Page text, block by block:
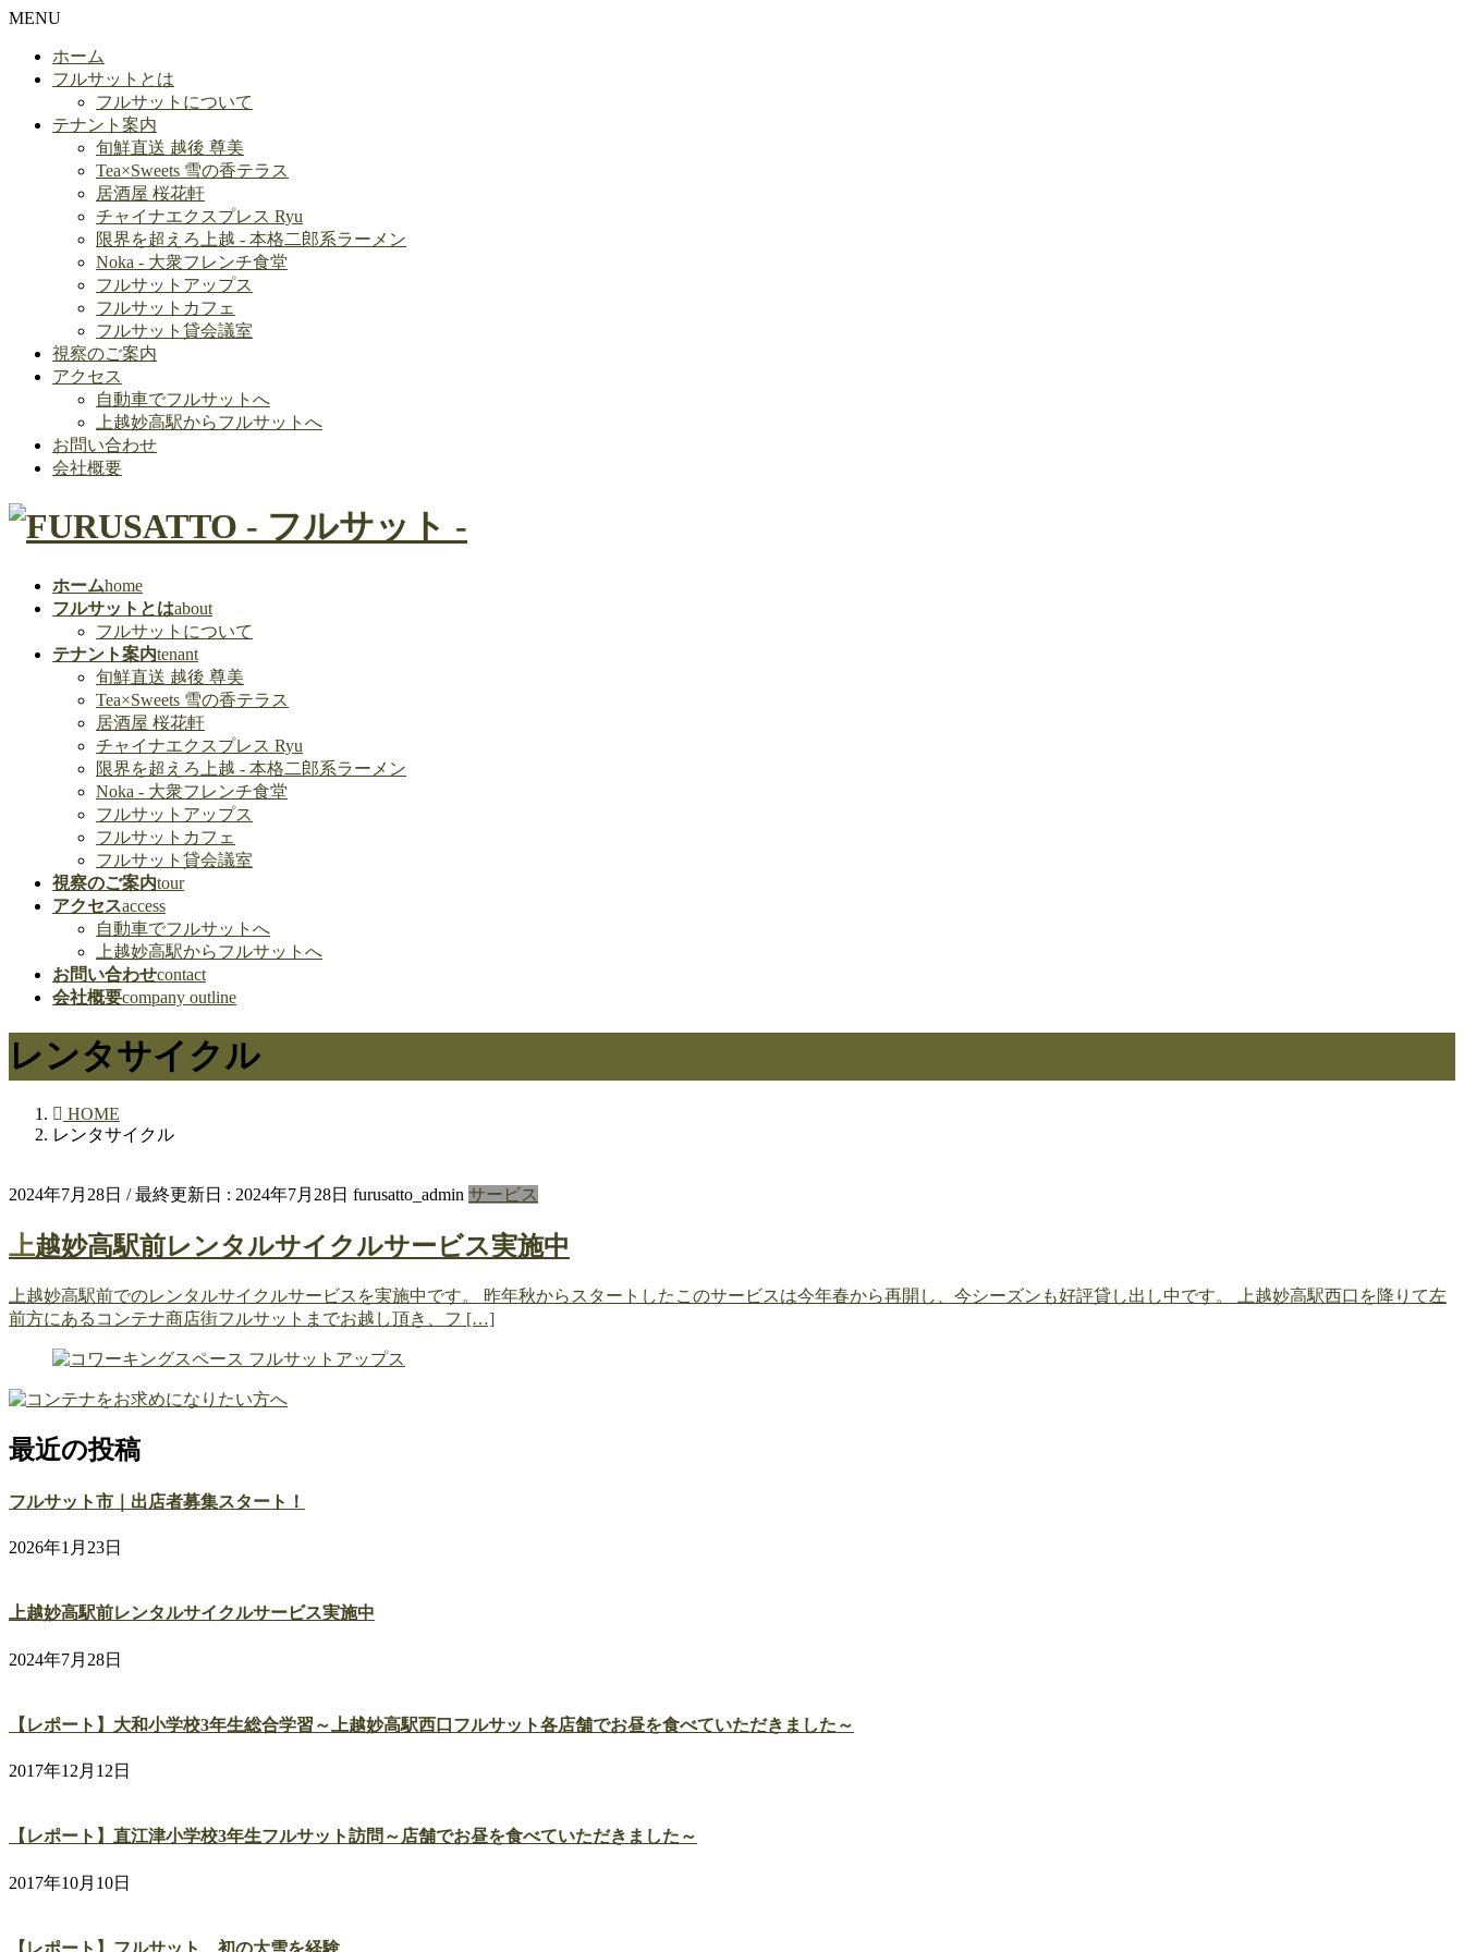
MENU
ホーム
フルサットとは
フルサットについて
テナント案内
旬鮮直送 越後 尊美
Tea×Sweets 雪の香テラス
居酒屋 桜花軒
チャイナエクスプレス Ryu
限界を超えろ上越 - 本格二郎系ラーメン
Noka - 大衆フレンチ食堂
フルサットアップス
フルサットカフェ
フルサット貸会議室
視察のご案内
アクセス
自動車でフルサットへ
上越妙高駅からフルサットへ
お問い合わせ
会社概要
ホームhome
フルサットとはabout
フルサットについて
テナント案内tenant
旬鮮直送 越後 尊美
Tea×Sweets 雪の香テラス
居酒屋 桜花軒
チャイナエクスプレス Ryu
限界を超えろ上越 - 本格二郎系ラーメン
Noka - 大衆フレンチ食堂
フルサットアップス
フルサットカフェ
フルサット貸会議室
視察のご案内tour
アクセスaccess
自動車でフルサットへ
上越妙高駅からフルサットへ
お問い合わせcontact
会社概要company outline
レンタサイクル
HOME
レンタサイクル
2024年7月28日 / 最終更新日 : 2024年7月28日 furusatto_admin サービス
上越妙高駅前レンタルサイクルサービス実施中
上越妙高駅前でのレンタルサイクルサービスを実施中です。 昨年秋からスタートしたこのサービスは今年春から再開し、今シーズンも好評貸し出し中です。 上越妙高駅西口を降りて左
前方にあるコンテナ商店街フルサットまでお越し頂き、フ […]
最近の投稿
フルサット市｜出店者募集スタート！
2026年1月23日
上越妙高駅前レンタルサイクルサービス実施中
2024年7月28日
【レポート】大和小学校3年生総合学習～上越妙高駅西口フルサット各店舗でお昼を食べていただきました～
2017年12月12日
【レポート】直江津小学校3年生フルサット訪問～店舗でお昼を食べていただきました～
2017年10月10日
【レポート】フルサット、初の大雪を経験